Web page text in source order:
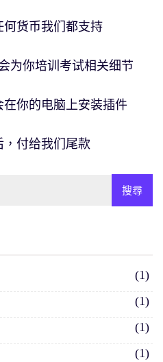
何货币我们都支持
为你培训考试相关细节
你的电脑上安装插件
，付给我们尾款
(1)
(1)
(1)
(1)